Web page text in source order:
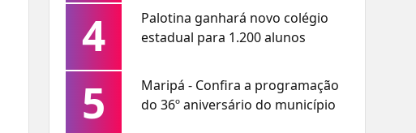
4
Palotina ganhará novo colégio
estadual para 1.200 alunos
5
Maripá - Confira a programação
do 36º aniversário do município